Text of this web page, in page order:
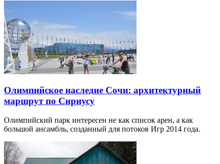
Олимпийское наследие Сочи: архитектурный
маршрут по Сириусу
Олимпийский парк интересен не как список арен, а как
большой ансамбль, созданный для потоков Игр 2014 года.